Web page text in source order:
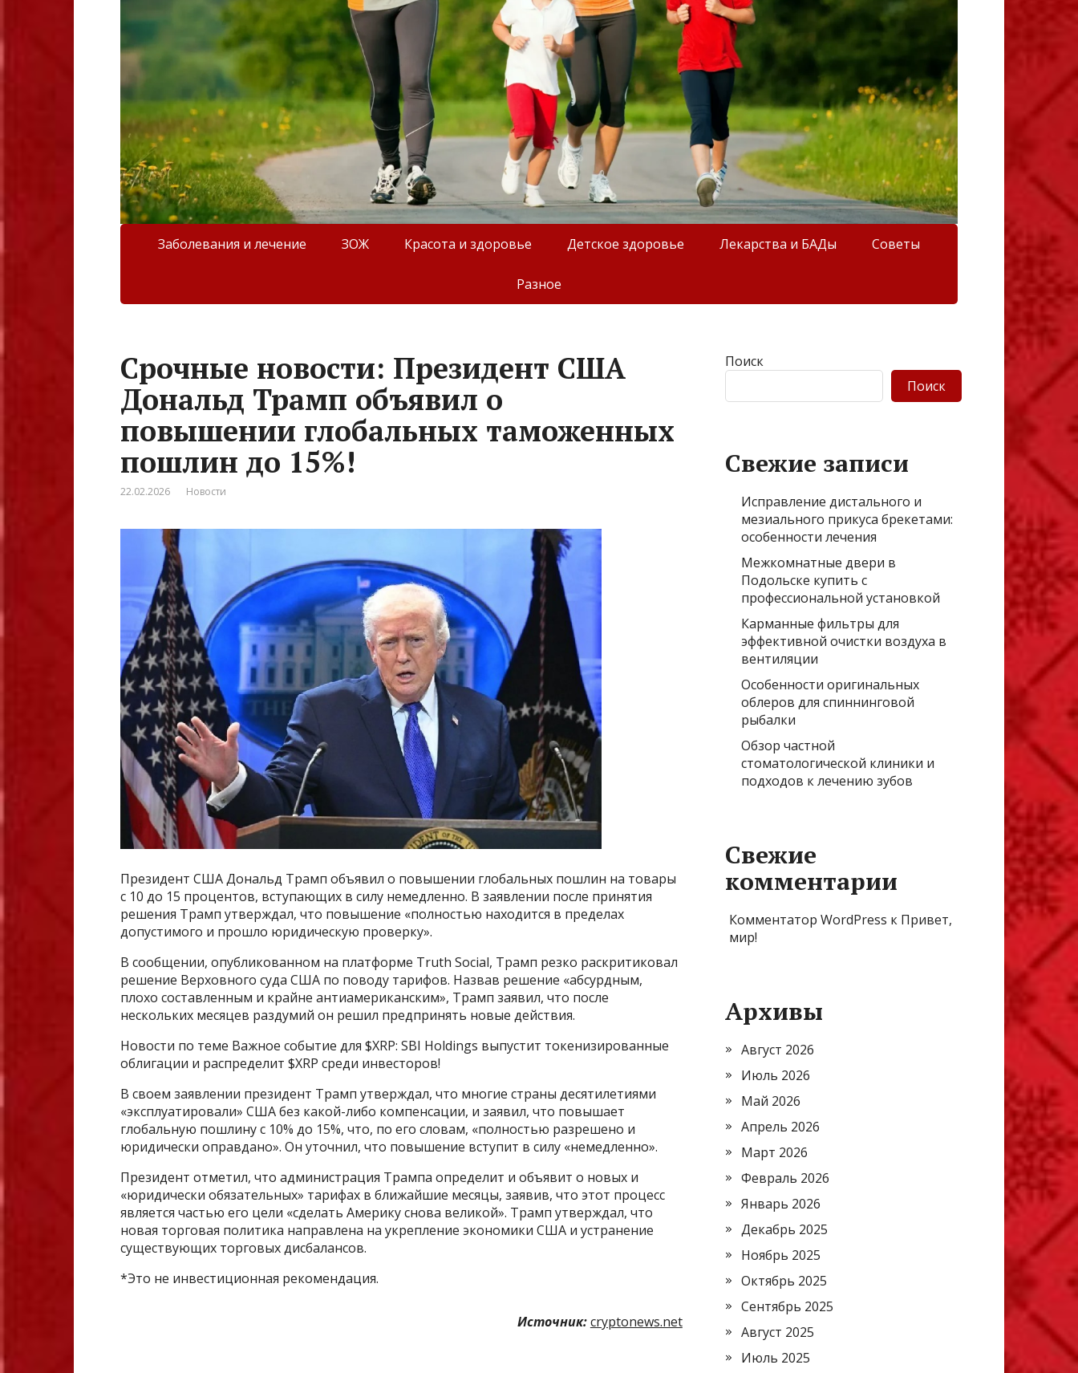
Заболевания и лечение ЗОЖ Красота и здоровье Детское здоровье Лекарства и БАДы Советы
Разное
Срочные новости: Президент США
Дональд Трамп объявил о
повышении глобальных таможенных
пошлин до 15%!
22.02.2026 Новости
Президент США Дональд Трамп объявил о повышении глобальных пошлин на товары
с 10 до 15 процентов, вступающих в силу немедленно. В заявлении после принятия
решения Трамп утверждал, что повышение «полностью находится в пределах
допустимого и прошло юридическую проверку».
В сообщении, опубликованном на платформе Truth Social, Трамп резко раскритиковал
решение Верховного суда США по поводу тарифов. Назвав решение «абсурдным,
плохо составленным и крайне антиамериканским», Трамп заявил, что после
нескольких месяцев раздумий он решил предпринять новые действия.
Новости по теме Важное событие для $XRP: SBI Holdings выпустит токенизированные
облигации и распределит $XRP среди инвесторов!
В своем заявлении президент Трамп утверждал, что многие страны десятилетиями
«эксплуатировали» США без какой-либо компенсации, и заявил, что повышает
глобальную пошлину с 10% до 15%, что, по его словам, «полностью разрешено и
юридически оправдано». Он уточнил, что повышение вступит в силу «немедленно».
Президент отметил, что администрация Трампа определит и объявит о новых и
«юридически обязательных» тарифах в ближайшие месяцы, заявив, что этот процесс
является частью его цели «сделать Америку снова великой». Трамп утверждал, что
новая торговая политика направлена на укрепление экономики США и устранение
существующих торговых дисбалансов.
*Это не инвестиционная рекомендация.
Источник:cryptonews.net
Поиск
Поиск
Свежие записи
Исправление дистального и
мезиального прикуса брекетами:
особенности лечения
Межкомнатные двери в
Подольске купить с
профессиональной установкой
Карманные фильтры для
эффективной очистки воздуха в
вентиляции
Особенности оригинальных
облеров для спиннинговой
рыбалки
Обзор частной
стоматологической клиники и
подходов к лечению зубов
Свежие
комментарии
Комментатор WordPress к Привет,
мир!
Архивы
Август 2026
Июль 2026
Май 2026
Апрель 2026
Март 2026
Февраль 2026
Январь 2026
Декабрь 2025
Ноябрь 2025
Октябрь 2025
Сентябрь 2025
Август 2025
Июль 2025